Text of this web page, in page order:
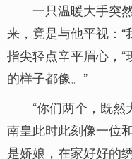
一只温暖大手突
来，竟是与他平视：
指尖轻点辛平眉心，
的样子都像。”
“你们两个，既然
南皇此时此刻像一位
是娇娘，在家好好的